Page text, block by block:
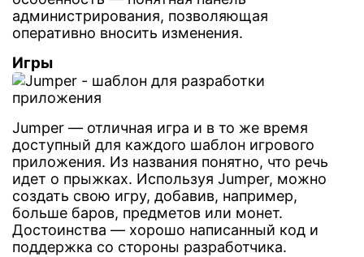
администрирования, позволяющая
оперативно вносить изменения.
Игры
Jumper — отличная игра и в то же время
доступный для каждого шаблон игрового
приложения. Из названия понятно, что речь
идет о прыжках. Используя Jumper, можно
создать свою игру, добавив, например,
больше баров, предметов или монет.
Достоинства — хорошо написанный код и
поддержка со стороны разработчика.